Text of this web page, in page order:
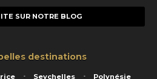
SUR NOTRE BLOG
destinations
Seychelles
Polynésie